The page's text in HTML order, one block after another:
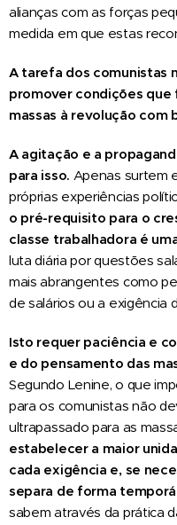
alianças com as forças
medida em que estas
A tarefa dos comunistas
promover condições
massas à revolução com
A agitação e a
para isso. Apenas surtem
próprias experiências
o pré-requisito para o
classe trabalhadora é
luta diária por questões
mais abrangentes como
de salários ou a exigência
Isto requer paciência e
e do pensamento das
Segundo Lenine, o que
para os comunistas não
ultrapassado para as
estabelecer a maior
cada exigência e, se
separa de forma
sabem através da prática